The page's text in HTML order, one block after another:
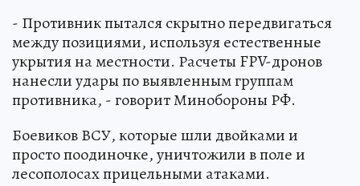
- Противник пытался скрытно передвигаться
между позициями, используя естественные
укрытия на местности. Расчеты FPV-дронов
нанесли удары по выявленным группам
противника, - говорит Минобороны РФ.
Боевиков ВСУ, которые шли двойками и
просто поодиночке, уничтожили в поле и
лесополосах прицельными атаками.